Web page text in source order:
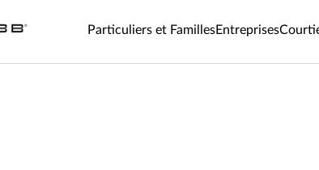
Particuliers et FamillesEntreprises